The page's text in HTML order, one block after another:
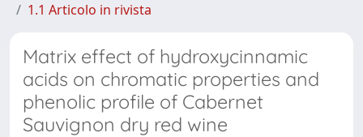
1.1 Articolo in rivista
Matrix effect of hydroxycinnamic
acids on chromatic properties and
phenolic profile of Cabernet
Sauvignon dry red wine